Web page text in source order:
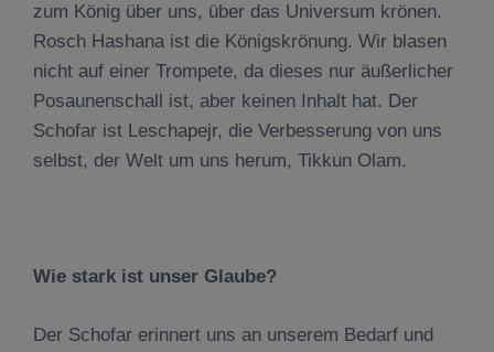
zum König über uns, über das Universum krönen.
Rosch Hashana ist die Königskrönung. Wir blasen
nicht auf einer Trompete, da dieses nur äußerlicher
Posaunenschall ist, aber keinen Inhalt hat. Der
Schofar ist Leschapejr, die Verbesserung von uns
selbst, der Welt um uns herum, Tikkun Olam.
Wie stark ist unser Glaube?
Der Schofar erinnert uns an unserem Bedarf und